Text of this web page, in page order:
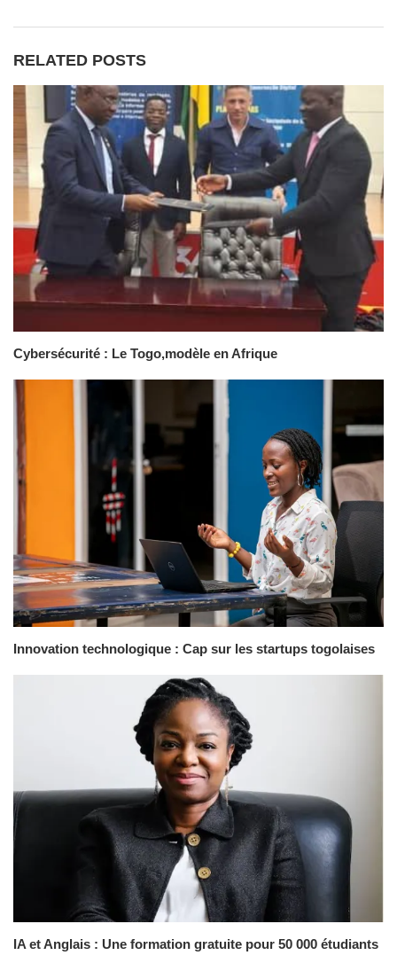
RELATED POSTS
Cybersécurité : Le Togo,modèle en Afrique
Innovation technologique : Cap sur les startups togolaises
IA et Anglais : Une formation gratuite pour 50 000 étudiants